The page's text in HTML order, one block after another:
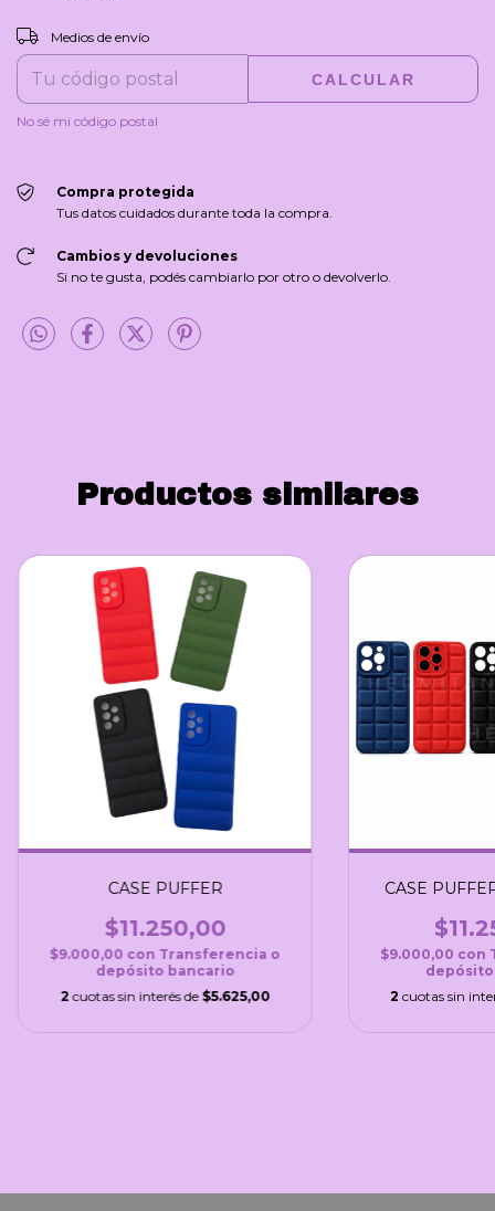
Entregas para el CP:
Medios de envío
CALCULAR
No sé mi código postal
Compra protegida
Tus datos cuidados durante toda la compra.
Cambios y devoluciones
Si no te gusta, podés cambiarlo por otro o devolverlo.
Productos similares
CASE PUFFER
$11.250,00
$9.000,00 con Transferencia o
depósito bancario
2 cuotas sin interés de $5.625,00
CASE
$9.000,00 con
2 cuotas sin